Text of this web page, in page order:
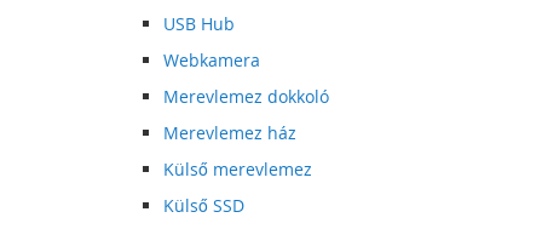
USB Hub
Webkamera
Merevlemez dokkoló
Merevlemez ház
Külső merevlemez
Külső SSD